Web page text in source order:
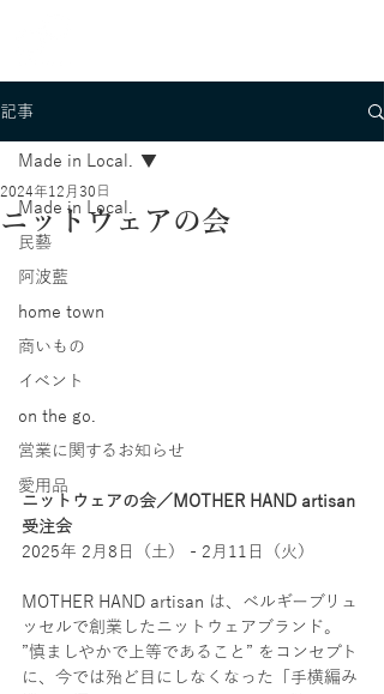
記事
Made in Local.
民藝
阿波藍
home town
商いもの
イベント
on the go.
営業に関するお知らせ
愛用品
Made in Local.
ニットウェアの会
2024年12月30日
ニットウェアの会／MOTHER HAND artisan
受注会
2025年 2月8日（土） - 2月11日（火）
MOTHER HAND artisan は、ベルギーブリュ
ッセルで創業したニットウェアブランド。
”慎ましやかで上等であること” をコンセプト
に、今では殆ど目にしなくなった「手横編み